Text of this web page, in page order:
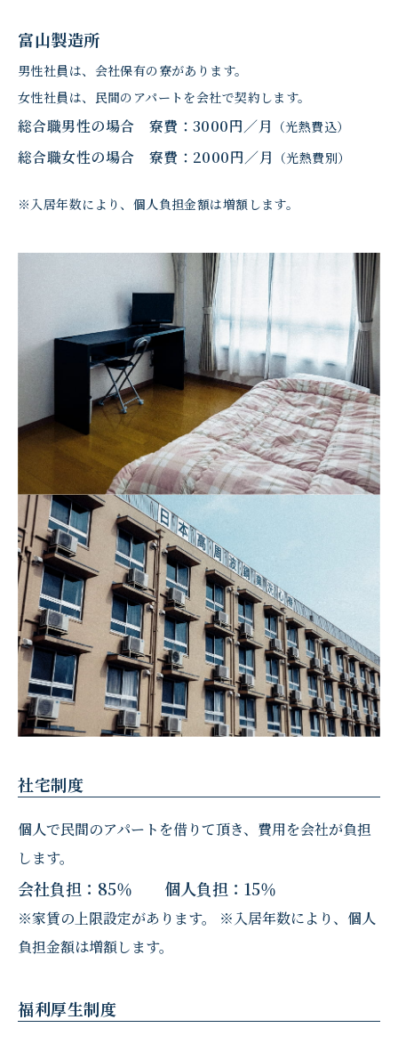
富山製造所
男性社員は、会社保有の寮があります。
女性社員は、民間のアパートを会社で契約します。
総合職男性の場合 寮費：3000円／月 （光熱費込）
総合職女性の場合 寮費：2000円／月 （光熱費別）
※入居年数により、個人負担金額は増額します。
社宅制度
個人で民間のアパートを借りて頂き、費用を会社が負担
します。
会社負担：85％ 個人負担：15％
※家賃の上限設定があります。 ※入居年数により、個人
負担金額は増額します。
福利厚生制度